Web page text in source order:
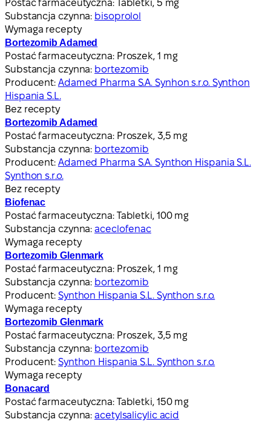
Postać farmaceutyczna: Tabletki, 5 mg
Substancja czynna: bisoprolol
Wymaga recepty
Bortezomib Adamed
Postać farmaceutyczna: Proszek, 1 mg
Substancja czynna: bortezomib
Producent: Adamed Pharma S.A. Synhon s.r.o. Synthon
Hispania S.L.
Bez recepty
Bortezomib Adamed
Postać farmaceutyczna: Proszek, 3,5 mg
Substancja czynna: bortezomib
Producent: Adamed Pharma S.A. Synthon Hispania S.L.
Synthon s.r.o.
Bez recepty
Biofenac
Postać farmaceutyczna: Tabletki, 100 mg
Substancja czynna:aceclofenac
Wymaga recepty
Bortezomib Glenmark
Postać farmaceutyczna: Proszek, 1 mg
Substancja czynna: bortezomib
Producent: Synthon Hispania S.L. Synthon s.r.o.
Wymaga recepty
Bortezomib Glenmark
Postać farmaceutyczna: Proszek, 3,5 mg
Substancja czynna: bortezomib
Producent: Synthon Hispania S.L. Synthon s.r.o.
Wymaga recepty
Bonacard
Postać farmaceutyczna: Tabletki, 150 mg
Substancja czynna:acetylsalicylic acid